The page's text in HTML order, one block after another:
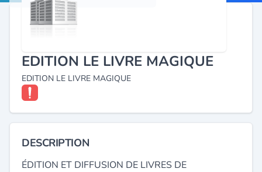
EDITION LE LIVRE MAGIQUE
EDITION LE LIVRE MAGIQUE
DESCRIPTION
ÉDITION ET DIFFUSION DE LIVRES DE